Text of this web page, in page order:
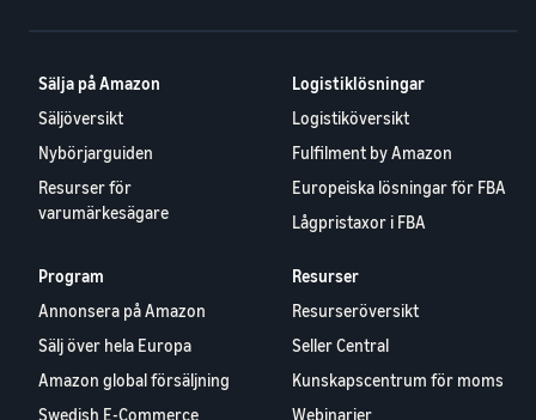
Sälja på Amazon
Säljöversikt
Nybörjarguiden
Resurser för
varumärkesägare
Logistiklösningar
Logistiköversikt
Fulfilment by Amazon
Europeiska lösningar för FBA
Lågpristaxor i FBA
Program
Annonsera på Amazon
Sälj över hela Europa
Amazon global försäljning
Swedish E-Commerce
Resurser
Resurseröversikt
Seller Central
Kunskapscentrum för moms
Webinarier